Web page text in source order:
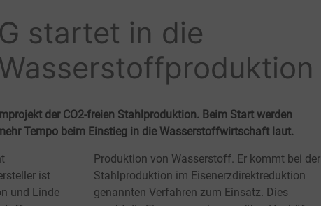
startet in die
der CO2-freien Stahlproduktion. Beim Start werden
Tempo beim Einstieg in die Wasserstoffwirtschaft laut.
ist
und Linde
Produktion von Wasserstoff. Er kommt bei der
Stahlproduktion im Eisenerzdirektreduktion
genannten Verfahren zum Einsatz. Dies